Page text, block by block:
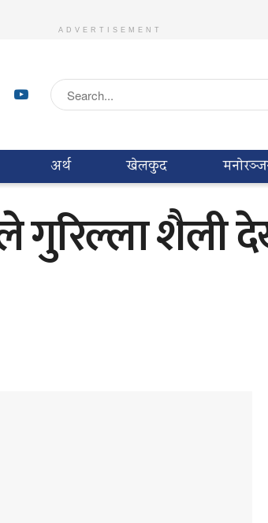
ADVERTISEMENT
अर्थ खेलकुद
शैली